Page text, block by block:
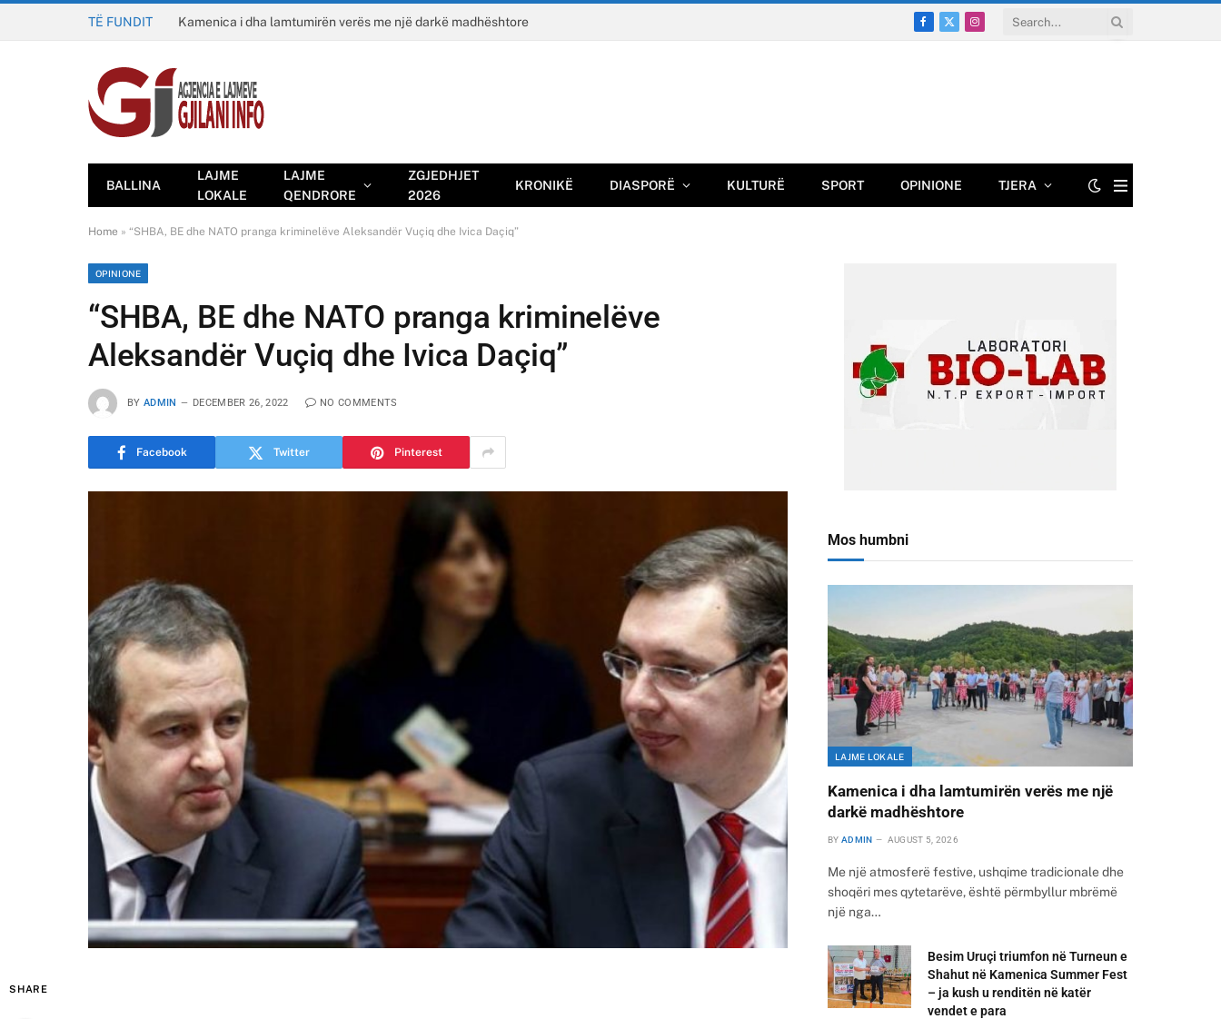
TË FUNDIT Kamenica i dha lamtumirën verës me një darkë madhështore
Facebook
X
Instagram
BALLINA
LAJME
LOKALE
LAJME
QENDRORE
ZGJEDHJET
2026
KRONIKË DIASPORË KULTURË SPORT OPINIONE TJERA
Home » “SHBA, BE dhe NATO pranga kriminelëve Aleksandër Vuçiq dhe Ivica Daçiq”
OPINIONE
“SHBA, BE dhe NATO pranga kriminelëve
Aleksandër Vuçiq dhe Ivica Daçiq”
BY ADMIN DECEMBER 26, 2022 NO COMMENTS
Facebook Twitter Pinterest
SHARE
Mos humbni
LAJME LOKALE
Kamenica i dha lamtumirën verës me një
darkë madhështore
BY ADMIN AUGUST 5, 2026
Me një atmosferë festive, ushqime tradicionale dhe
shoqëri mes qytetarëve, është përmbyllur mbrëmë
një nga…
Besim Uruçi triumfon në Turneun e
Shahut në Kamenica Summer Fest
– ja kush u renditën në katër
vendet e para